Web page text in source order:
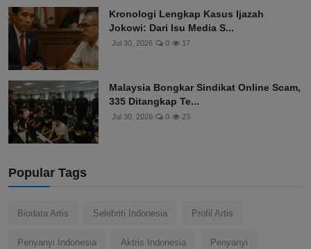
Kronologi Lengkap Kasus Ijazah
Jokowi: Dari Isu Media S...
Jul 30, 2026 0 17
Malaysia Bongkar Sindikat Online Scam,
335 Ditangkap Te...
Jul 30, 2026 0 23
Popular Tags
Biodata Artis Selebriti Indonesia Profil Artis
Penyanyi Indonesia Aktris Indonesia Penyanyi